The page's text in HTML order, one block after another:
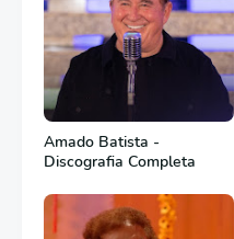
Amado Batista -
Discografia Completa